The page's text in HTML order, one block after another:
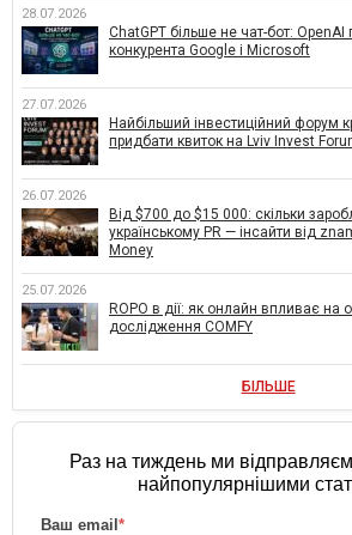
28.07.2026
ChatGPT більше не чат-бот: OpenAI
конкурента Google і Microsoft
27.07.2026
Найбільший інвестиційний форум
придбати квиток на Lviv Invest
26.07.2026
Від $700 до $15 000: скільки
українському PR — інсайти від
Money
25.07.2026
ROPO в дії: як онлайн впливає
дослідження COMFY
БІЛЬШЕ
Раз на тиждень ми
найпопулярнішими
Ваш email *